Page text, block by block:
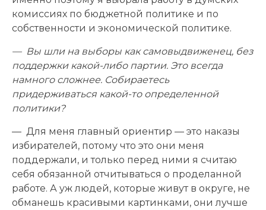
комиссиях по бюджетной политике и по
собственности и экономической политике.
— Вы шли на выборы как самовыдвиженец, без
поддержки какой-либо партии. Это всегда
намного сложнее. Собираетесь
придерживаться какой-то определенной
политики?
— Для меня главный ориентир — это наказы
избирателей, потому что это они меня
поддержали, и только перед ними я считаю
себя обязанной отчитываться о проделанной
работе. А уж людей, которые живут в округе, не
обманешь красивыми картинками, они лучше